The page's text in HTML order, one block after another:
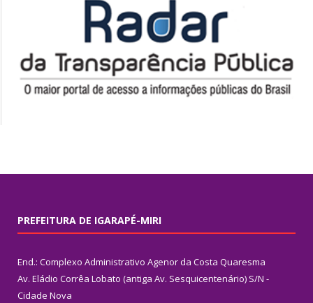
PREFEITURA DE IGARAPÉ-MIRI
End.: Complexo Administrativo Agenor da Costa Quaresma
Av. Eládio Corrêa Lobato (antiga Av. Sesquicentenário) S/N -
Cidade Nova